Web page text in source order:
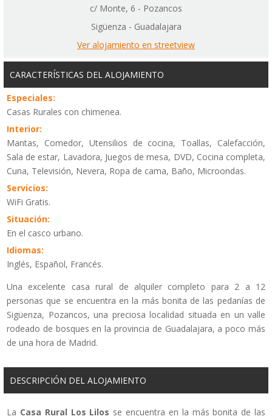
c/ Monte, 6 - Pozancos
Sigüenza - Guadalajara
Ver alojamiento en streetview
CARACTERÍSTICAS DEL ALOJAMIENTO
Especiales:
Casas Rurales con chimenea.
Interior:
Mantas, Comedor, Utensilios de cocina, Toallas, Calefacción,
Sala de estar, Lavadora, Juegos de mesa, DVD, Cocina completa,
Cuna, Televisión, Nevera, Ropa de cama, Baño, Microondas.
Servicios:
WiFi Gratis.
Situación:
En el casco urbano.
Idiomas:
Inglés, Español, Francés.
Una excelente casa rural de alquiler completo para 2 a 12
personas que se encuentra en la más bonita de las pedanías de
Sigüenza, Pozancos, una preciosa localidad situada en un valle
rodeado de bosques en la provincia de Guadalajara, a poco más
de una hora de Madrid.
DESCRIPCIÓN DEL ALOJAMIENTO
La Casa Rural Los Lilos se encuentra en la más bonita de las